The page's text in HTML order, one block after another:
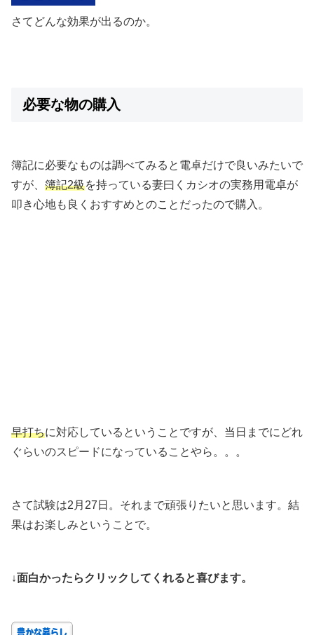
さてどんな効果が出るのか。
必要な物の購入
簿記に必要なものは調べてみると電卓だけで良いみたいで
すが、 簿記2級を持っている妻曰くカシオの実務用電卓が
叩き心地も良くおすすめとのことだったので購入。
早打ちに対応しているということですが、当日までにどれ
ぐらいのスピードになっていることやら。。。
さて試験は2月27日。それまで頑張りたいと思います。結
果はお楽しみということで。
↓面白かったらクリックしてくれると喜びます。